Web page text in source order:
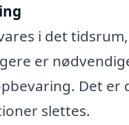
i det
er
Det er
slettes.